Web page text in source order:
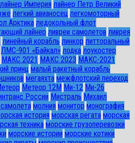
лайнер Империя лайнер Петр Великий
легкий авианосец легкомоторный
Арктика ледокольный флот
лайнер ливреи самолетов ливрея
линейный корабль линкор литторальный
ЛМС-901 «Байкал» лодка лоукостер
МАКС 2021 МАКС 2023 МАКС-2021
принц малый ракетный корабль
мегаяхта межфлотский переход
Метеор 12М Ми-12 Ми-26
России Мистраль Михаил
молния монитор монография
история морская регата морская
техника морские грузоперевозки
морские истории морские котики